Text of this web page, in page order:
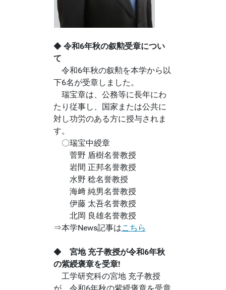
◆ 令和6年秋の叙勲受章につい
て
令和6年秋の叙勲を本学から以
下6名が受章しました。
瑞宝章は、公務等に長年にわ
たり従事し、国家または公共に
対し功労のある方に授与されま
す。
〇瑞宝中綬章
菅野 盾樹名誉教授
岩間 正邦名誉教授
水野 稔名誉教授
海﨑 純男名誉教授
伊藤 太吾名誉教授
北岡 良雄名誉教授
⇒本学News記事はこちら
◆宮地 充子教授が令和6年秋
の紫綬褒章を受章!
工学研究科の宮地 充子教授